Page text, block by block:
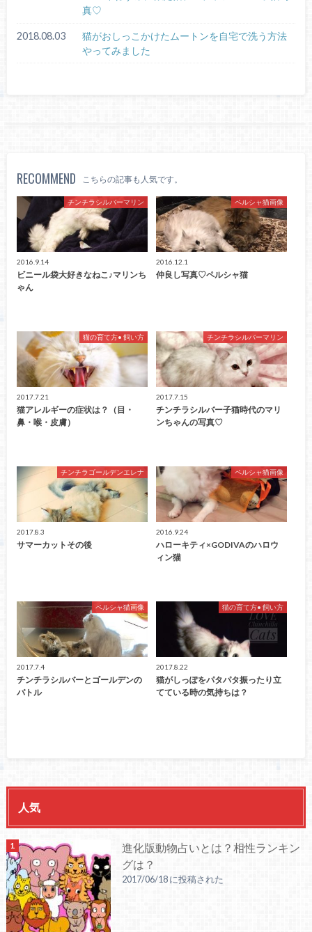
真♡
2018.08.03
猫がおしっこかけたムートンを自宅で洗う方法
やってみました
RECOMMEND こちらの記事も人気です。
チンチラシルバーマリン
2016.9.14
ビニール袋大好きなねこ♪マリンち
ゃん
ペルシャ猫画像
2016.12.1
仲良し写真♡ペルシャ猫
猫の育て方• 飼い方
2017.7.21
猫アレルギーの症状は？（目・
鼻・喉・皮膚）
チンチラシルバーマリン
2017.7.15
チンチラシルバー子猫時代のマリ
ンちゃんの写真♡
チンチラゴールデンエレナ
2017.8.3
サマーカットその後
ペルシャ猫画像
2016.9.24
ハローキティ×GODIVAのハロウ
ィン猫
ペルシャ猫画像
2017.7.4
チンチラシルバーとゴールデンの
バトル
猫の育て方• 飼い方
2017.8.22
猫がしっぽをパタパタ振ったり立
てている時の気持ちは？
人気
進化版動物占いとは？相性ランキン
グは？
2017/06/18 に投稿された